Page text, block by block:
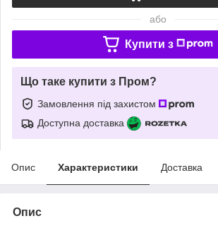
або
Купити з
Що таке купити з Пром?
Замовлення під захистом
Доступна доставка
Опис Характеристики Доставка
Опис